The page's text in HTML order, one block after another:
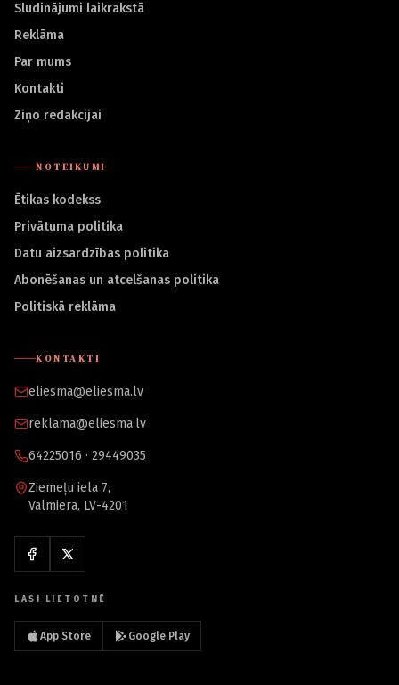
Sludinājumi laikrakstā
Reklāma
Par mums
Kontakti
Ziņo redakcijai
NOTEIKUMI
Ētikas kodekss
Privātuma politika
Datu aizsardzības politika
Abonēšanas un atcelšanas politika
Politiskā reklāma
KONTAKTI
eliesma@eliesma.lv
reklama@eliesma.lv
64225016 · 29449035
Ziemeļu iela 7,
Valmiera, LV-4201
LASI LIETOTNĒ
App Store Google Play